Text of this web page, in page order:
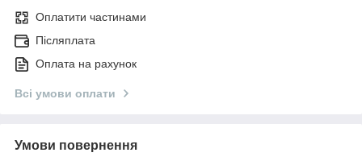
Оплатити частинами
Післяплата
Оплата на рахунок
Всі умови оплати
Умови повернення